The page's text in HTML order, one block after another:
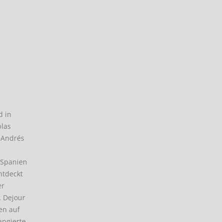
in
Dejour
auf